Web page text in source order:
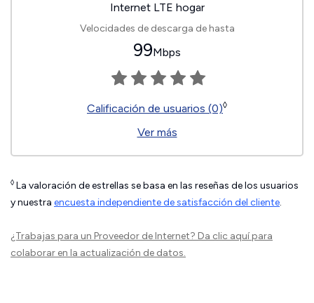
Internet LTE hogar
Velocidades de descarga de hasta
99Mbps
Calificación de usuarios (0)◊
Ver más
◊ La valoración de estrellas se basa en las reseñas de los usuarios
y nuestra encuesta independiente de satisfacción del cliente.
¿Trabajas para un Proveedor de Internet? Da clic aquípara
colaborar en la actualización de datos.